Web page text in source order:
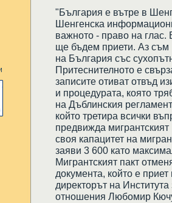
"България е вътре в
Шенгенска
важното - право на глас.
ще бъдем приети. Аз съм
на България със
Притеснителното е
записите отиват отвъд
и процедурата, която
на Дъблинския
който третира всички
предвижда
своя капацитет на
заяви 3 600 като
Мигрантският пакт
документа, който е
директорът на
отношения Любомир